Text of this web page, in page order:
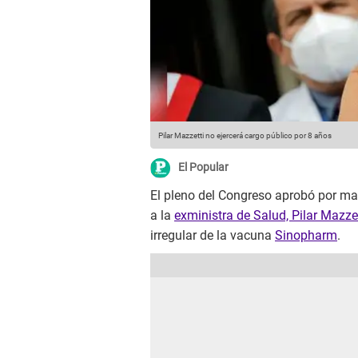
Pilar Mazzetti no ejercerá cargo público por 8 años
El Popular
El pleno del Congreso aprobó por
a la exministra de Salud, Pilar
irregular de la vacuna Sinopharm.